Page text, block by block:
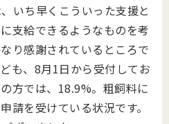
いち早くこういった支援と
支給できるようなものを考
り感謝されているところで
も、8月1日から受付してお
方では、18.9%。粗飼料に
請を受けている状況です。